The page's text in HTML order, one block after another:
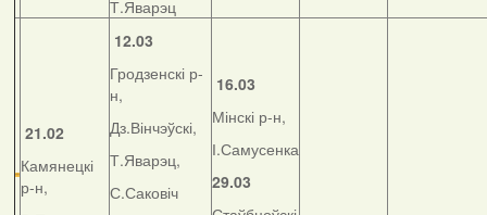
Т.Яварэц
21.02
Камянецкі
р-н,
12.03
Гродзенскі р-
н,
Дз.Вінчэўскі,
Т.Яварэц,
С.Саковіч
16.03
Мінскі р-н,
І.Самусенка
29.03